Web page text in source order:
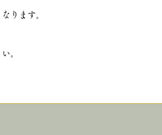
ります。
。